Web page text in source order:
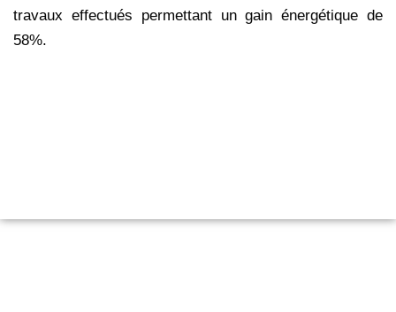
travaux effectués permettant un gain énergétique de
58%.